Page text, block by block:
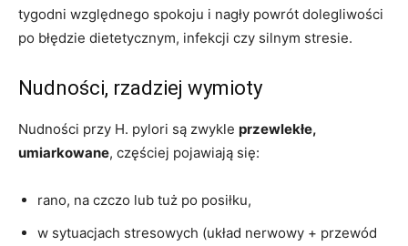
tygodni względnego spokoju i nagły powrót dolegliwości
po błędzie dietetycznym, infekcji czy silnym stresie.
Nudności, rzadziej wymioty
Nudności przy H. pylori są zwykle przewlekłe,
umiarkowane, częściej pojawiają się:
rano, na czczo lub tuż po posiłku,
w sytuacjach stresowych (układ nerwowy + przewód